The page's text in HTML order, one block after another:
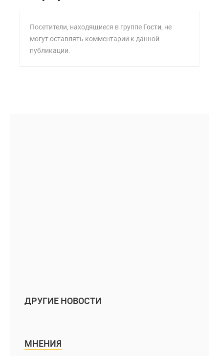
Посетители, находящиеся в группе Гости, не
могут оставлять комментарии к данной
публикации.
ДРУГИЕ НОВОСТИ
МНЕНИЯ